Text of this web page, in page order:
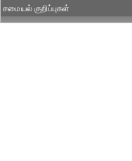
சமையல் குறிப்புகள்